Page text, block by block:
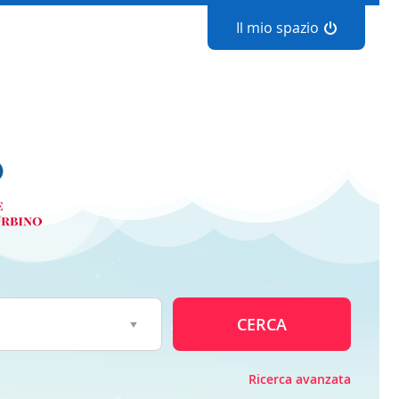
Il mio spazio
CERCA
Ricerca avanzata